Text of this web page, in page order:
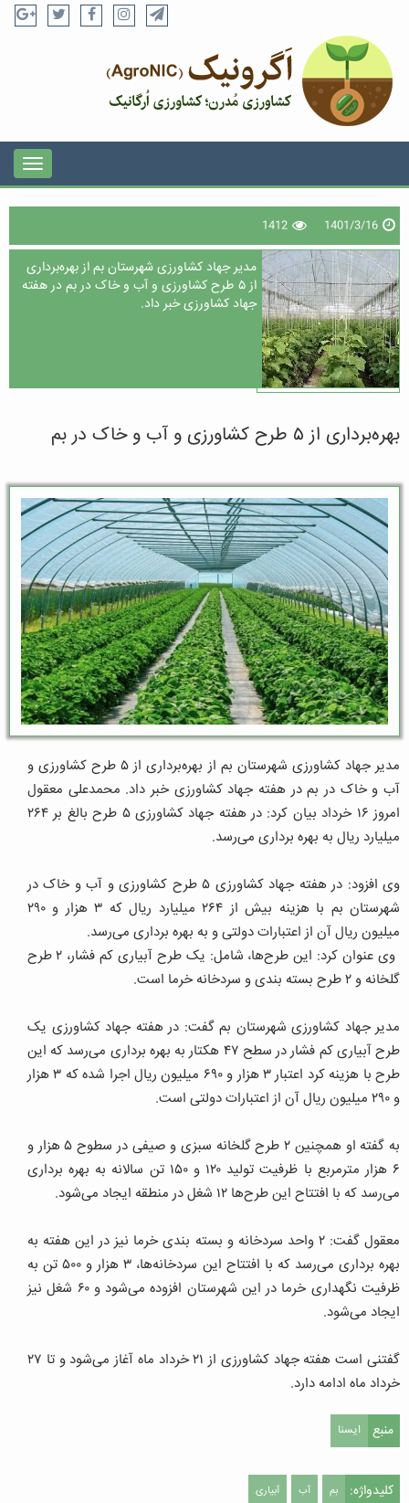
1401/3/16
1412
مدیر جهاد کشاورزی شهرستان بم از بهره‌برداری
از ۵ طرح کشاورزی و آب و خاک در بم در هفته
جهاد کشاورزی خبر داد.
بهره‌برداری از ۵ طرح کشاورزی و آب و خاک در بم
مدیر جهاد کشاورزی شهرستان بم از بهره‌برداری از ۵ طرح کشاورزی و
آب و خاک در بم در هفته جهاد کشاورزی خبر داد. محمدعلی معقول
امروز ۱۶ خرداد بیان کرد: در هفته جهاد کشاورزی ۵ طرح بالغ بر ۲۶۴
میلیارد ریال به بهره برداری می‌رسد.
وی افزود: در هفته جهاد کشاورزی ۵ طرح کشاورزی و آب و خاک در
شهرستان بم با هزینه بیش از ۲۶۴ میلیارد ریال که ۳ هزار و ۲۹۰
میلیون ریال آن از اعتبارات دولتی و به بهره برداری می‌رسد.
وی عنوان کرد: این طرح‌ها، شامل: یک طرح آبیاری کم فشار، ۲ طرح
گلخانه و ۲ طرح بسته بندی و سردخانه خرما است.
مدیر جهاد کشاورزی شهرستان بم گفت: در هفته جهاد کشاورزی یک
طرح آبیاری کم فشار در سطح ۴۷ هکتار به بهره برداری می‌رسد که این
طرح با هزینه کرد اعتبار ۳ هزار و ۶۹۰ میلیون ریال اجرا شده که ۳ هزار
و ۲۹۰ میلیون ریال آن از اعتبارات دولتی است.
به گفته او همچنین ۲ طرح گلخانه سبزی و صیفی در سطوح ۵ هزار و
۶ هزار مترمربع با ظرفیت تولید ۱۲۰ و ۱۵۰ تن سالانه به بهره برداری
می‌رسد که با افتتاح این طرح‌ها ۱۲ شغل در منطقه ایجاد می‌شود.
معقول گفت: ۲ واحد سردخانه و بسته بندی خرما نیز در این هفته به
بهره برداری می‌رسد که با افتتاح این سردخانه‌ها، ۳ هزار و ۵۰۰ تن به
ظرفیت نگهداری خرما در این شهرستان افزوده می‌شود و ۶۰ شغل نیز
ایجاد می‌شود.
گفتنی است هفته جهاد کشاورزی از ۲۱ خرداد ماه آغاز می‌شود و تا ۲۷
خرداد ماه ادامه دارد.
منبع ایسنا
کلیدواژه: بم آب آبیاری